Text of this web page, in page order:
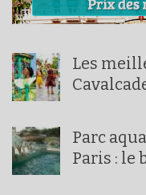
Les
Parc
Paris : le